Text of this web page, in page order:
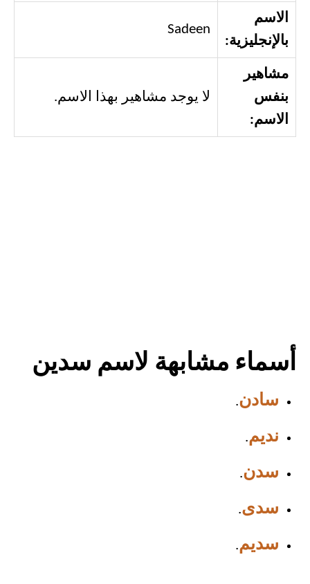
الاسم
بالإنجليزية:
Sadeen
مشاهير
بنفس
الاسم:
لا يوجد مشاهير بهذا الاسم.
أسماء مشابهة لاسم سدين
سادن.
نديم.
سدن.
سدى.
سديم.